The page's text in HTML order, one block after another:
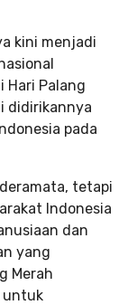
kini menjadi
Hari Palang
didirikannya
pada
tetapi
Indonesia
dan
yang
Merah
untuk